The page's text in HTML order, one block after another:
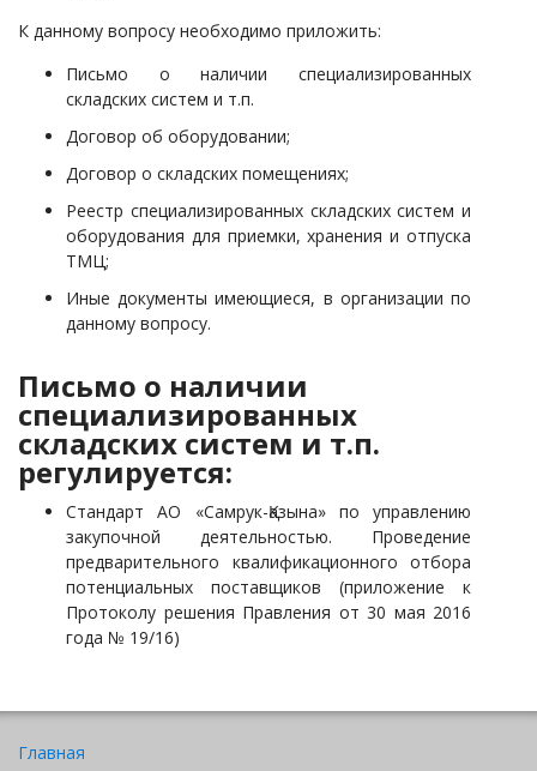
К данному вопросу необходимо приложить:
Письмо о наличии специализированных
складских систем и т.п.
Договор об оборудовании;
Договор о складских помещениях;
Реестр специализированных складских систем и
оборудования для приемки, хранения и отпуска
ТМЦ;
Иные документы имеющиеся, в организации по
данному вопросу.
Письмо о наличии
специализированных
складских систем и т.п.
регулируется:
Стандарт АО «Самрук-Қазына» по управлению
закупочной деятельностью. Проведение
предварительного квалификационного отбора
потенциальных поставщиков (приложение к
Протоколу решения Правления от 30 мая 2016
года № 19/16)
Главная